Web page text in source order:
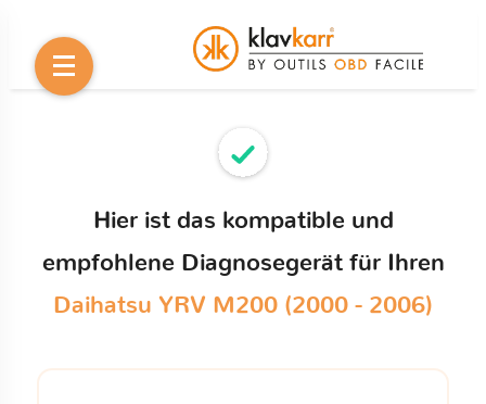
Hier ist das kompatible und
empfohlene Diagnosegerät für Ihren
Daihatsu YRV M200 (2000 - 2006)